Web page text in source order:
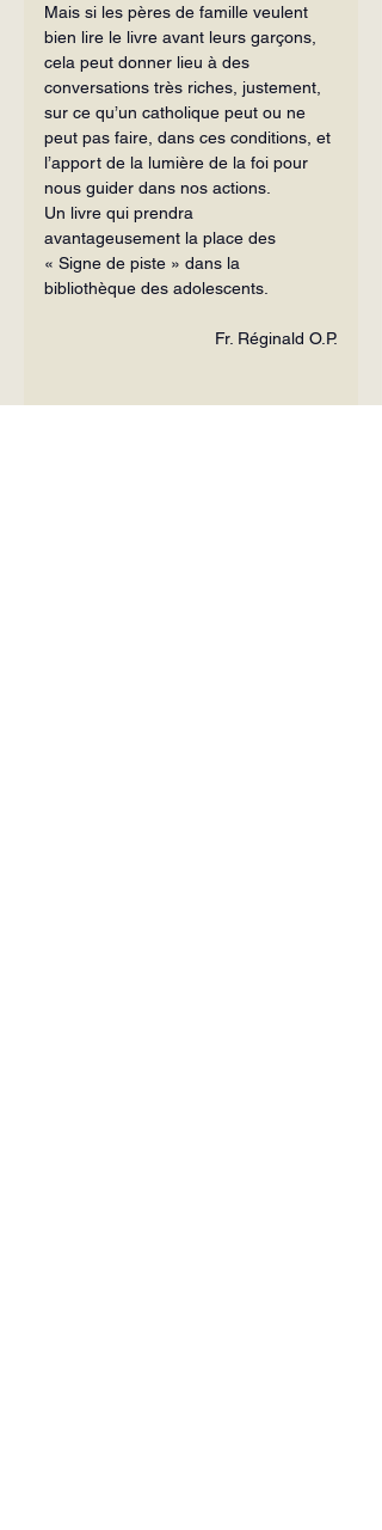
Mais si les pères de famille veulent
bien lire le livre avant leurs garçons,
cela peut donner lieu à des
conversations très riches, justement,
sur ce qu’un catholique peut ou ne
peut pas faire, dans ces conditions, et
l’apport de la lumière de la foi pour
nous guider dans nos actions.
Un livre qui prendra
avantageusement la place des
« Signe de piste » dans la
bibliothèque des adolescents.
Fr. Réginald O.P.